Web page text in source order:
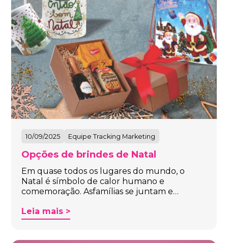
10/09/2025 Equipe Tracking Marketing
Opções de brindes de Natal
Em quase todos os lugares do mundo, o
Natal é símbolo de calor humano e
comemoração. Asfamílias se juntam e…
Leia mais >